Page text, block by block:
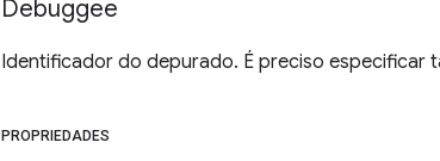
Debuggee
Identificador do depurado. É preciso especificar
PROPRIEDADES